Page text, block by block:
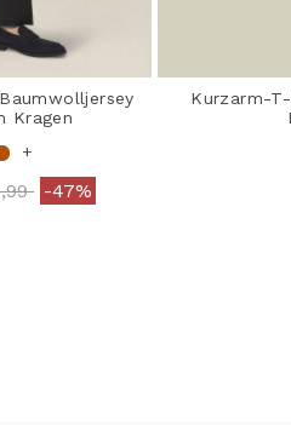
Kragen
+
reduced from
to-47%
Kurzarm-